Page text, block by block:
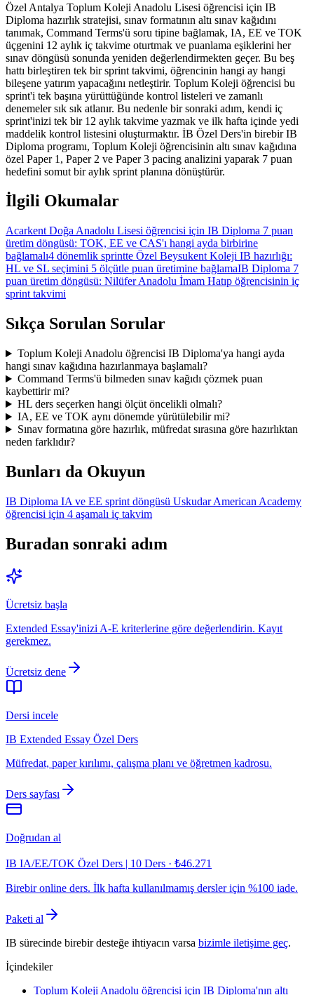
Özel Antalya Toplum Koleji Anadolu Lisesi öğrencisi için IB
Diploma hazırlık stratejisi, sınav formatının altı sınav kağıdını
tanımak, Command Terms'ü soru tipine bağlamak, IA, EE ve TOK
üçgenini 12 aylık iç takvime oturtmak ve puanlama eşiklerini her
sınav döngüsü sonunda yeniden değerlendirmekten geçer. Bu beş
hattı birleştiren tek bir sprint takvimi, öğrencinin hangi ay hangi
bileşene yatırım yapacağını netleştirir. Toplum Koleji öğrencisi bu
sprint'i tek başına yürüttüğünde kontrol listeleri ve zamanlı
denemeler sık sık atlanır. Bu nedenle bir sonraki adım, kendi iç
sprint'inizi tek bir 12 aylık takvime yazmak ve ilk hafta içinde yedi
maddelik kontrol listesini oluşturmaktır. İB Özel Ders'in birebir IB
Diploma programı, Toplum Koleji öğrencisinin altı sınav kağıdına
özel Paper 1, Paper 2 ve Paper 3 pacing analizini yaparak 7 puan
hedefini somut bir aylık sprint planına dönüştürür.
İlgili Okumalar
Acarkent Doğa Anadolu Lisesi öğrencisi için IB Diploma 7 puan
üretim döngüsü: TOK, EE ve CAS'ı hangi ayda birbirine
bağlamalı4 dönemlik sprintte Özel Beysukent Koleji IB hazırlığı:
HL ve SL seçimini 5 ölçütle puan üretimine bağlamaIB Diploma 7
puan üretim döngüsü: Nilüfer Anadolu İmam Hatıp öğrencisinin iç
sprint takvimi
Sıkça Sorulan Sorular
Toplum Koleji Anadolu öğrencisi IB Diploma'ya hangi ayda
hangi sınav kağıdına hazırlanmaya başlamalı?
Command Terms'ü bilmeden sınav kağıdı çözmek puan
kaybettirir mi?
HL ders seçerken hangi ölçüt öncelikli olmalı?
IA, EE ve TOK aynı dönemde yürütülebilir mi?
Sınav formatına göre hazırlık, müfredat sırasına göre hazırlıktan
neden farklıdır?
Bunları da Okuyun
IB Diploma IA ve EE sprint döngüsü Uskudar American Academy
öğrencisi için 4 aşamalı iç takvim
Buradan sonraki adım
Ücretsiz başla
Extended Essay'inizi A-E kriterlerine göre değerlendirin. Kayıt
gerekmez.
Ücretsiz dene
Dersi incele
IB Extended Essay Özel Ders
Müfredat, paper kırılımı, çalışma planı ve öğretmen kadrosu.
Ders sayfası
Doğrudan al
IB IA/EE/TOK Özel Ders | 10 Ders · ₺46.271
Birebir online ders. İlk hafta kullanılmamış dersler için %100 iade.
Paketi al
IB sürecinde birebir desteğe ihtiyacın varsa bizimle iletişime geç.
İçindekiler
Toplum Koleji Anadolu öğrencisi için IB Diploma'nın altı